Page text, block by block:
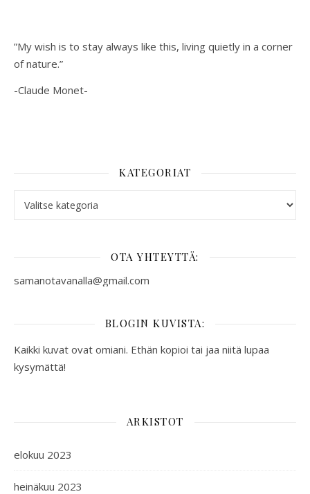
”My wish is to stay always like this, living quietly in a corner
of nature.”
-Claude Monet-
KATEGORIAT
OTA YHTEYTTÄ:
samanotavanalla@gmail.com
BLOGIN KUVISTA:
Kaikki kuvat ovat omiani. Ethän kopioi tai jaa niitä lupaa
kysymättä!
ARKISTOT
elokuu 2023
heinäkuu 2023